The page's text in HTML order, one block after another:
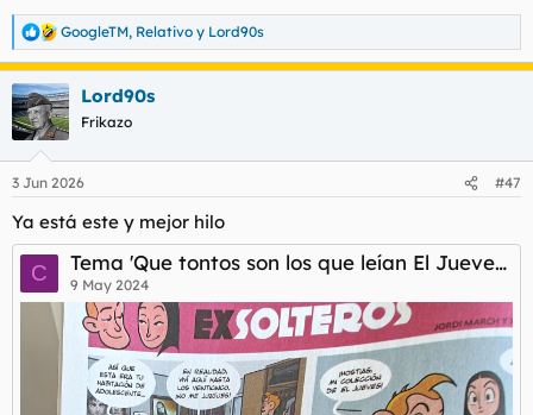
R
e
a
c
c
i
e
:
GoogleTM, Relativo y Lord90s
Lord90s
Frikazo
3 Jun 2026 #47
Ya está este y mejor hilo
C Tema 'Que tontos son los que leían El Jueves hace 25 años y que listos los que lo leen ahora.'
9 May 2024